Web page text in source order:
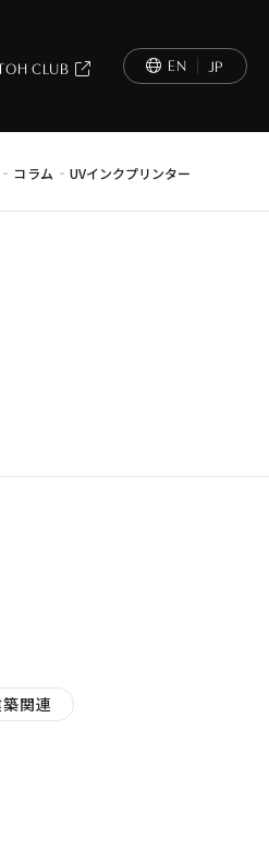
CLUB EN JP
- コラム - UVインクプリンター
関連